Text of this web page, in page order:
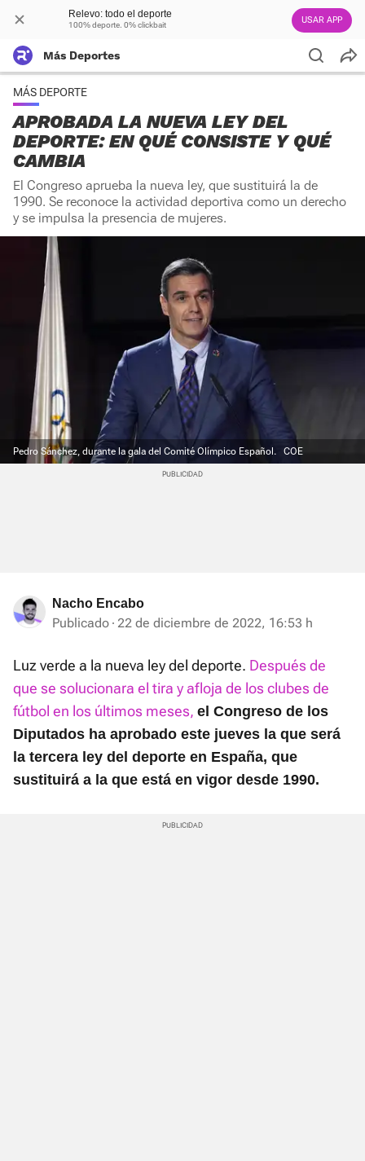
Relevo: todo el deporte
100% deporte. 0% clickbait USAR APP
Más Deportes
MÁS DEPORTE
APROBADA LA NUEVA LEY DEL
DEPORTE: EN QUÉ CONSISTE Y QUÉ
CAMBIA
El Congreso aprueba la nueva ley, que sustituirá la de
1990. Se reconoce la actividad deportiva como un derecho
y se impulsa la presencia de mujeres.
Pedro Sánchez, durante la gala del Comité Olímpico Español. COE
Nacho Encabo
Publicado 22 de diciembre de 2022, 16:53 h
Luz verde a la nueva ley del deporte. Después de
que se solucionara el tira y afloja de los clubes de
fútbol en los últimos meses, el Congreso de los
Diputados ha aprobado este jueves la que será
la tercera ley del deporte en España, que
sustituirá a la que está en vigor desde 1990.